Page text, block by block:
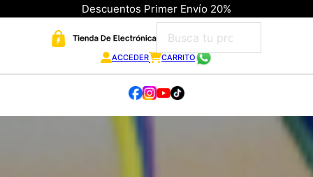
Descuentos Primer Envío 20%
ACCEDER CARRITO